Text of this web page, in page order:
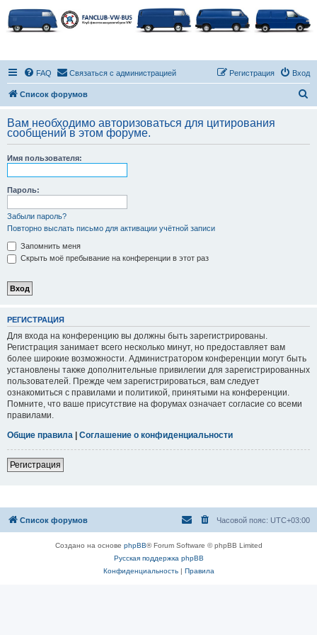
FAQ Связаться с администрацией Вход
Регистрация
Список форумов
с
Вам необходимо авторизоваться для цитирования
сообщений в этом форуме.
Имя пользователя:
Пароль:
Забыли пароль?
Повторно выслать письмо для активации учётной записи
Запомнить меня
Скрыть моё пребывание на конференции в этот раз
РЕГИСТРАЦИЯ
Для входа на конференцию вы должны быть зарегистрированы.
Регистрация занимает всего несколько минут, но предоставляет вам
более широкие возможности. Администратором конференции могут быть
установлены также дополнительные привилегии для зарегистрированных
пользователей. Прежде чем зарегистрироваться, вам следует
ознакомиться с правилами и политикой, принятыми на конференции.
Помните, что ваше присутствие на форумах означает согласие со всеми
правилами.
Общие правила
Соглашение о конфиденциальности
Регистрация
Список форумов Часовой пояс: UTC+03:00
Создано на основе phpBB® Forum Software © phpBB Limited
Русская поддержка phpBB
Конфиденциальность| Правила